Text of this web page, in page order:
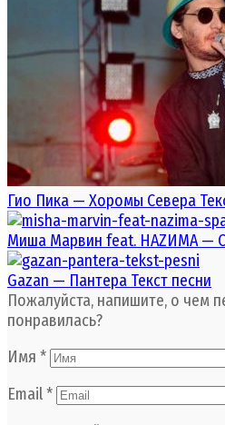
Гио Пика — Хоромы Cевера
Миша Марвин feat. НАZИМА —
Gazan — Пантера Текст песни
Пожалуйста, напишите, о чем
понравилась?
Имя *
Email*